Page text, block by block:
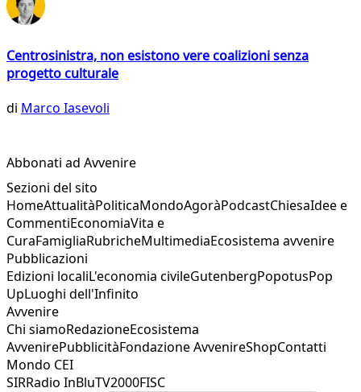
Centrosinistra, non esistono vere coalizioni senza
progetto culturale
di Marco Iasevoli
Abbonati ad Avvenire
Sezioni del sito
HomeAttualitàPoliticaMondoAgoràPodcastChiesaIdee e
CommentiEconomiaVita e
CuraFamigliaRubricheMultimediaEcosistema avvenire
Pubblicazioni
Edizioni localiL'economia civileGutenbergPopotusPop
UpLuoghi dell'Infinito
Avvenire
Chi siamoRedazioneEcosistema
AvvenirePubblicitàFondazione AvvenireShopContatti
Mondo CEI
SIRRadio InBluTV2000FISC